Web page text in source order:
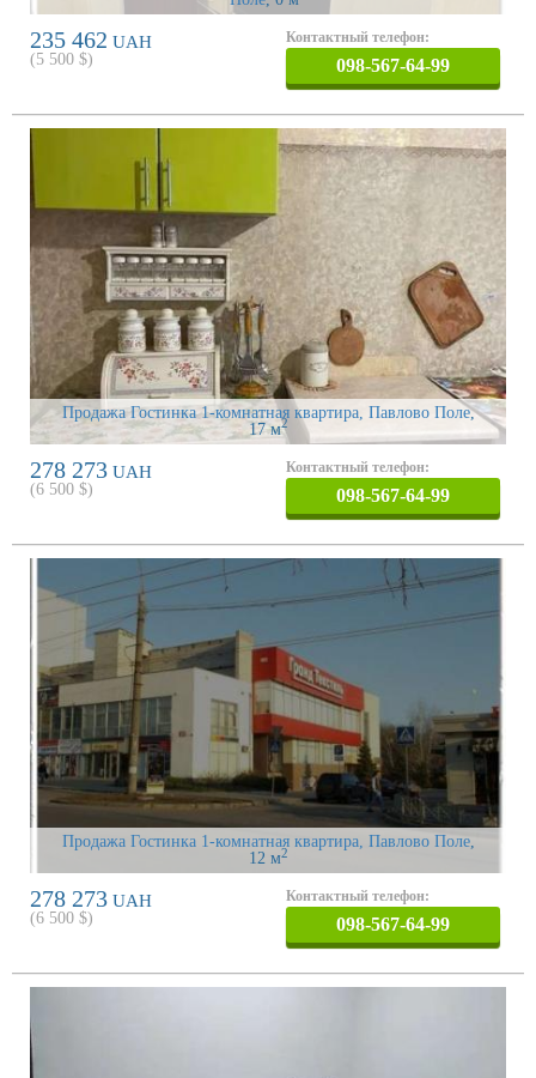
235 462 UAH
(5 500 $)
Контактный телефон:
098-567-64-99
Продажа Гостинка 1-комнатная квартира, Павлово Поле,
17 м2
278 273 UAH
(6 500 $)
Контактный телефон:
098-567-64-99
Продажа Гостинка 1-комнатная квартира, Павлово Поле,
12 м2
278 273 UAH
(6 500 $)
Контактный телефон:
098-567-64-99